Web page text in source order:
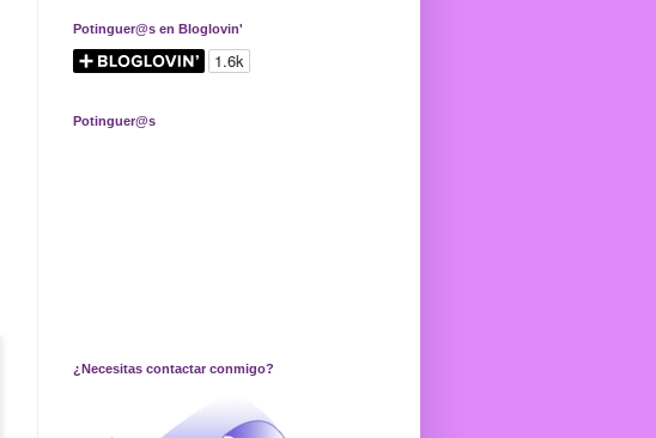
Potinguer@s en Bloglovin'
Potinguer@s
¿Necesitas contactar conmigo?